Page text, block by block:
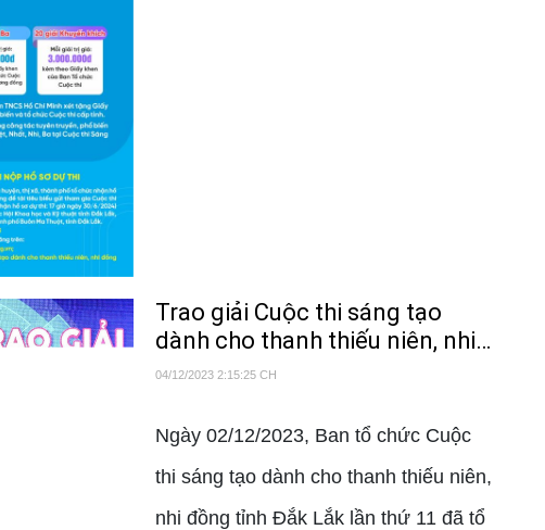
Trao giải Cuộc thi sáng tạo
dành cho thanh thiếu niên, nhi
đồng
04/12/2023 2:15:25 CH
Ngày 02/12/2023, Ban tổ chức Cuộc
thi sáng tạo dành cho thanh thiếu niên,
nhi đồng tỉnh Đắk Lắk lần thứ 11 đã tổ